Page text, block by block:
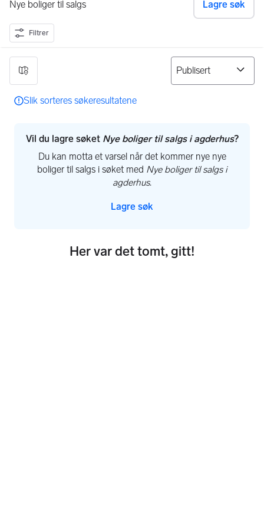
Nye boliger til salgs Lagre søk
Filtrer
0 resultater
Slik sorteres søkeresultatene
Vil du lagre søket Nye boliger til salgs i agderhus?
Du kan motta et varsel når det kommer nye nye
boliger til salgs i søket med Nye boliger til salgs i
agderhus.
Lagre søk
Her var det tomt, gitt!